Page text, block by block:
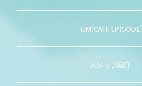
UMICAHI EPISODE
スタッフ紹介